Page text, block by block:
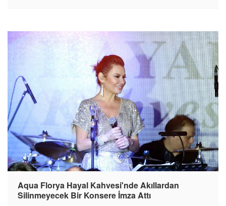
Aqua Florya Hayal Kahvesi'nde Akıllardan
Silinmeyecek Bir Konsere İmza Attı